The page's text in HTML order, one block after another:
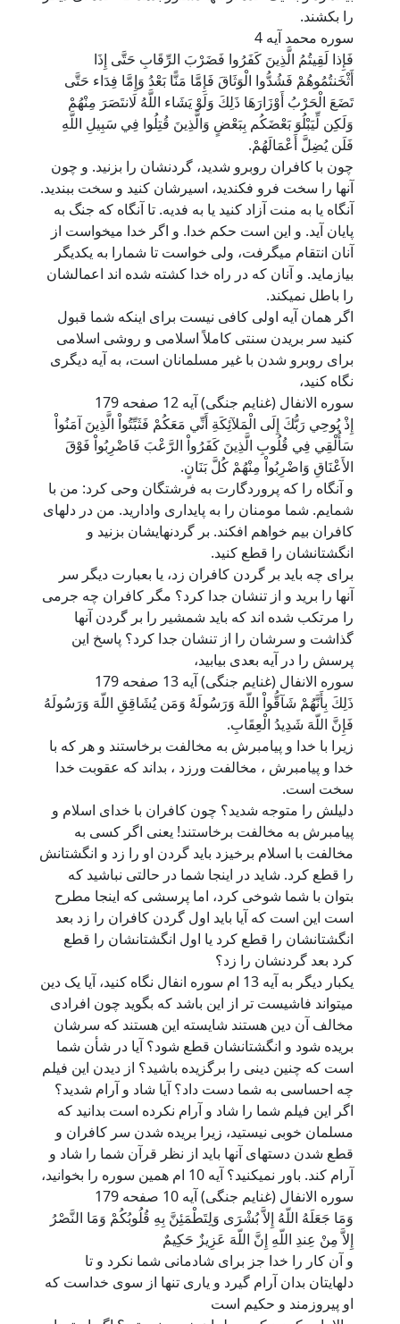
را بکشند.
سوره محمد آيه 4
فَإِذا لَقِيتُمُ الَّذِينَ كَفَرُوا فَضَرْبَ الرِّقَابِ حَتَّى إِذَا
أَثْخَنتُمُوهُمْ فَشُدُّوا الْوَثَاقَ فَإِمَّا مَنًّا بَعْدُ وَإِمَّا فِدَاء حَتَّى
تَضَعَ الْحَرْبُ أَوْزَارَهَا ذَلِكَ وَلَوْ يَشَاء اللَّهُ لَانتَصَرَ مِنْهُمْ
وَلَكِن لِّيَبْلُوَ بَعْضَكُم بِبَعْضٍ وَالَّذِينَ قُتِلُوا فِي سَبِيلِ اللَّهِ
فَلَن يُضِلَّ أَعْمَالَهُمْ.
چون با کافران روبرو شديد، گردنشان را بزنید. و چون
آنها را سخت فرو فکنديد، اسيرشان کنيد و سخت ببنديد.
آنگاه يا به منت آزاد کنيد یا به فدیه. تا آنگاه که جنگ به
پايان آيد. و اين است حکم خدا. و اگر خدا ميخواست از
آنان انتقام ميگرفت، ولی خواست تا شمارا به یکدیگر
بیازماید. و آنان که در راه خدا کشته شده اند اعمالشان
را باطل نميکند.
اگر همان آیه اولی کافی نیست برای اینکه شما قبول
کنید سر بریدن سنتی کاملاً اسلامی و روشی اسلامی
برای روبرو شدن با غیر مسلمانان است، به آیه دیگری
نگاه کنید،
سوره الانفال (غنایم جنگی) آیه 12 صفحه 179
إِذْ يُوحِي رَبُّكَ إِلَى الْمَلآئِكَةِ أَنِّي مَعَكُمْ فَثَبِّتُواْ الَّذِينَ آمَنُواْ
سَأُلْقِي فِي قُلُوبِ الَّذِينَ كَفَرُواْ الرَّعْبَ فَاضْرِبُواْ فَوْقَ
الأَعْنَاقِ وَاضْرِبُواْ مِنْهُمْ كُلَّ بَنَانٍ.
و آنگاه را که پروردگارت به فرشتگان وحی کرد: من با
شمایم. شما مومنان را به پایداری وادارید. من در دلهای
کافران بیم خواهم افکند. بر گردنهایشان بزنید و
انگشتانشان را قطع کنید.
برای چه باید بر گردن کافران زد، یا بعبارت دیگر سر
آنها را برید و از تنشان جدا کرد؟ مگر کافران چه جرمی
را مرتکب شده اند که باید شمشیر را بر گردن آنها
گذاشت و سرشان را از تنشان جدا کرد؟ پاسخ این
پرسش را در آیه بعدی بیابید،
سوره الانفال (غنایم جنگی) آیه 13 صفحه 179
ذَلِكَ بِأَنَّهُمْ شَآقُّواْ اللّهَ وَرَسُولَهُ وَمَن يُشَاقِقِ اللّهَ وَرَسُولَهُ
فَإِنَّ اللّهَ شَدِيدُ الْعِقَابِ.
زيرا با خدا و پيامبرش به مخالفت برخاستند و هر که با
خدا و پيامبرش ، مخالفت ورزد ، بداند که عقوبت خدا
سخت است.
دلیلش را متوجه شدید؟ چون کافران با خدای اسلام و
پیامبرش به مخالفت برخاستند! یعنی اگر کسی به
مخالفت با اسلام برخیزد باید گردن او را زد و انگشتانش
را قطع کرد. شاید در اینجا شما در حالتی نباشید که
بتوان با شما شوخی کرد، اما پرسشی که اینجا مطرح
است این است که آیا باید اول گردن کافران را زد بعد
انگشتانشان را قطع کرد یا اول انگشتانشان را قطع
کرد بعد گردنشان را زد؟
یکبار دیگر به آیه 13 ام سوره انفال نگاه کنید، آیا یک دین
میتواند فاشیست تر از این باشد که بگوید چون افرادی
مخالف آن دین هستند شایسته این هستند که سرشان
بریده شود و انگشتانشان قطع شود؟ آیا در شأن شما
است که چنین دینی را برگزیده باشید؟ از دیدن این فیلم
چه احساسی به شما دست داد؟ آیا شاد و آرام شدید؟
اگر این فیلم شما را شاد و آرام نکرده است بدانید که
مسلمان خوبی نیستید، زیرا بریده شدن سر کافران و
قطع شدن دستهای آنها باید از نظر قرآن شما را شاد و
آرام کند. باور نمیکنید؟ آیه 10 ام همین سوره را بخوانید،
سوره الانفال (غنایم جنگی) آیه 10 صفحه 179
وَمَا جَعَلَهُ اللّهُ إِلاَّ بُشْرَى وَلِتَطْمَئِنَّ بِهِ قُلُوبُكُمْ وَمَا النَّصْرُ
إِلاَّ مِنْ عِندِ اللّهِ إِنَّ اللّهَ عَزِيزٌ حَكِيمٌ
و آن کار را خدا جز برای شادمانی شما نکرد و تا
دلهايتان بدان آرام گيرد و ياری تنها از سوی خداست که
او پيروزمند و حکيم است